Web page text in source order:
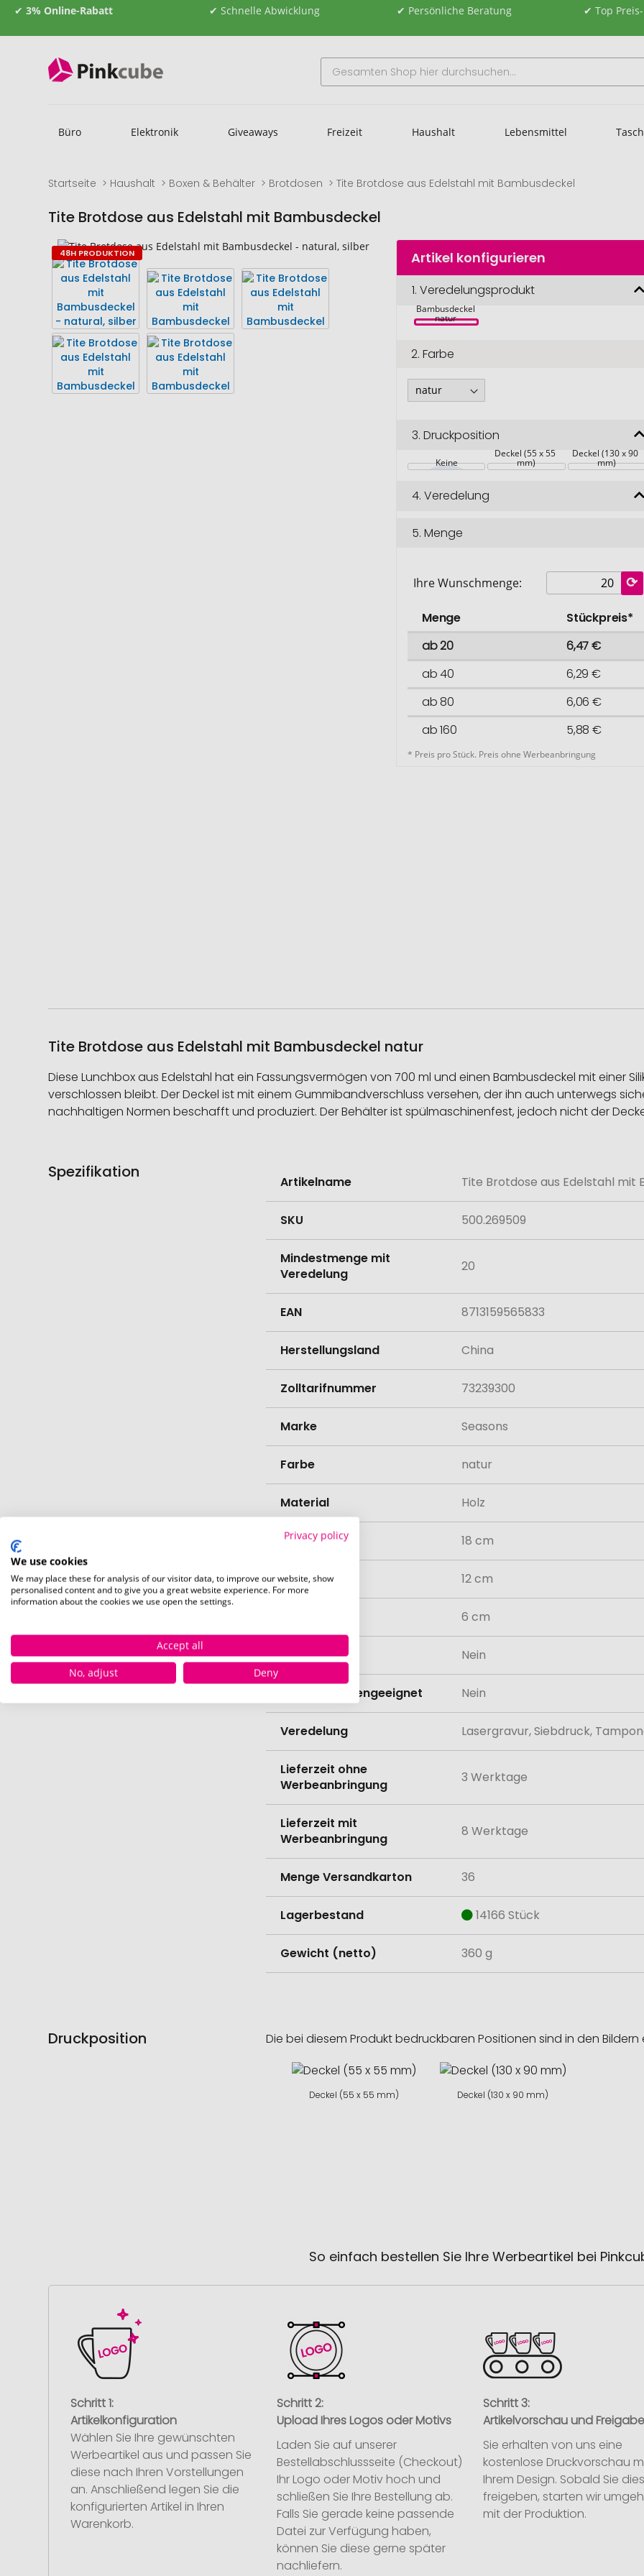
✔ 3% Online-Rabatt ✔ Schnelle Abwicklung ✔ Persönliche Beratung ✔ Top
Büro Elektronik Giveaways Freizeit Haushalt Lebensmittel
Startseite Haushalt Boxen & Behälter Brotdosen Tite Brotdose aus Edelstahl mit Bambusdeckel
Tite Brotdose aus Edelstahl mit Bambusdeckel
Zum
Ende
der
Bildgalerie
springen
Zum
Anfang
der
Bildgalerie
springen
48H PRODUKTION Artikel konfigurieren
1.Veredelungsprodukt
aus Edelstahl
Bambusdeckel
natur
2.Farbe
3.Druckposition
Keine
Deckel (55 x 55
mm)
Deckel (130 x 90
mm)
4.Veredelung
5.Menge
Ihre Wunschmenge:
Menge
Stückpreis*
ab 20
6,47 €
ab 40
6,29 €
ab 80
6,06 €
ab 160
5,88 €
* Preis pro Stück. Preis ohne Werbeanbringung
Tite Brotdose aus Edelstahl mit Bambusdeckel natur
Diese Lunchbox aus Edelstahl hat ein Fassungsvermögen von 700 ml und einen Bambusdeckel mit einer
verschlossen bleibt. Der Deckel ist mit einem Gummibandverschluss versehen, der ihn auch unterwegs
nachhaltigen Normen beschafft und produziert. Der Behälter ist spülmaschinenfest, jedoch nicht der
Spezifikation
Informationen
Artikelname Tite Brotdose aus Edelstahl mit
SKU 500.269509
Mindestmenge mit
Veredelung
20
EAN 8713159565833
Herstellungsland China
Zolltarifnummer 73239300
Marke Seasons
Farbe natur
Material Holz
Länge 18 cm
Breite 12 cm
6 cm
Bio-Produkt Nein
Spülmaschinengeeignet Nein
Veredelung Lasergravur, Siebdruck,
Lieferzeit ohne
Werbeanbringung
3 Werktage
Lieferzeit mit
Werbeanbringung
8 Werktage
Menge Versandkarton 36
Lagerbestand 14166 Stück
Gewicht (netto) 360 g
Druckposition Die bei diesem Produkt bedruckbaren Positionen sind in den
Deckel (55 x 55 mm) Deckel (130 x 90 mm)
So einfach bestellen Sie Ihre Werbeartikel bei
Schritt 1:
Artikelkonfiguration
Wählen Sie Ihre gewünschten
Werbeartikel aus und passen Sie
diese nach Ihren Vorstellungen
an. Anschließend legen Sie die
konfigurierten Artikel in Ihren
Warenkorb.
Schritt 2:
Upload Ihres Logos oder Motivs
Laden Sie auf unserer
Bestellabschlussseite (Checkout)
Ihr Logo oder Motiv hoch und
schließen Sie Ihre Bestellung ab.
Falls Sie gerade keine passende
Datei zur Verfügung haben,
können Sie diese gerne später
nachliefern.
Schritt 3:
Artikelvorschau und Freigabe
Sie erhalten von uns eine
kostenlose Druckvorschau
Ihrem Design. Sobald Sie
freigeben, starten wir
mit der Produktion.
Privacy policy
We use cookies
We may place these for analysis of our visitor data, to improve our website, show
personalised content and to give you a great website experience. For more
information about the cookies we use open the settings.
Accept all
No, adjust
Deny